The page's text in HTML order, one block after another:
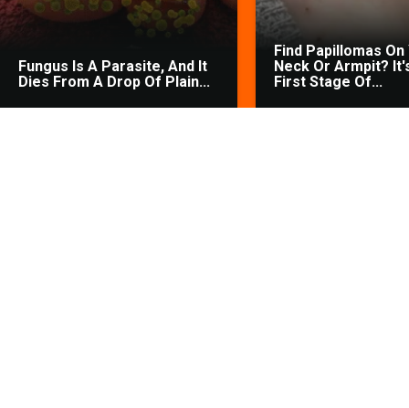
Fungus Is A Parasite, And It
Dies From A Drop Of Plain...
Find Papillomas On
Neck Or Armpit?
First Stage Of...